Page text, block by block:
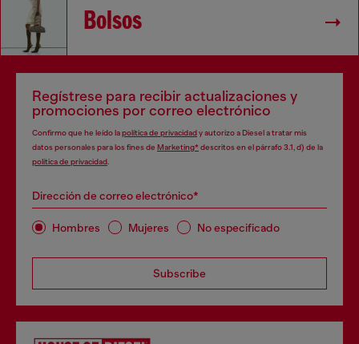
Bolsos
Regístrese para recibir actualizaciones y
promociones por correo electrónico
Confirmo que he leído lapolítica de privacidady autorizo a Diesel a tratar mis
datos personales para los fines de Marketing*descritos en el párrafo 3.1, d) de la
política de privacidad
Dirección de correo electrónico*
Hombres Mujeres No especificado
Subscribe